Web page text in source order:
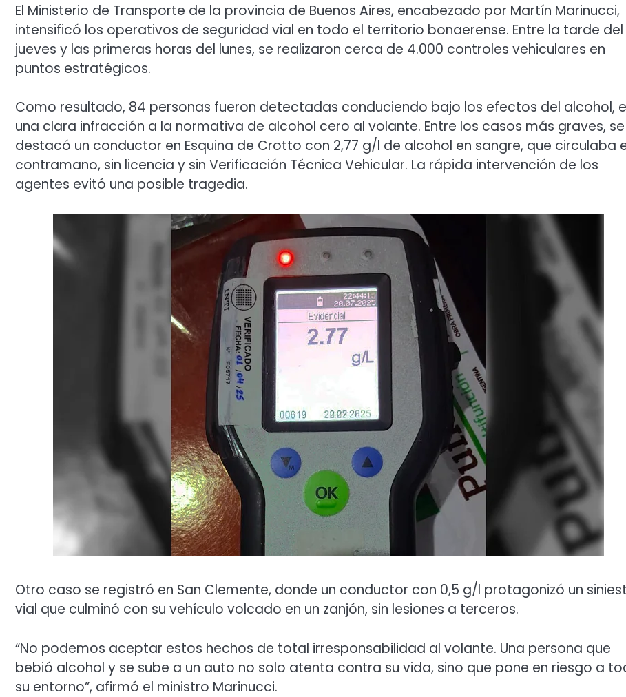
El Ministerio de Transporte de la provincia de Buenos Aires, encabezado por Martín Marinucci,
intensificó los operativos de seguridad vial en todo el territorio bonaerense. Entre la tarde del
jueves y las primeras horas del lunes, se realizaron cerca de 4.000 controles vehiculares en
puntos estratégicos.
Como resultado, 84 personas fueron detectadas conduciendo bajo los efectos del alcohol,
una clara infracción a la normativa de alcohol cero al volante. Entre los casos más graves, se
destacó un conductor en Esquina de Crotto con 2,77 g/l de alcohol en sangre, que circulaba
contramano, sin licencia y sin Verificación Técnica Vehicular. La rápida intervención de los
agentes evitó una posible tragedia.
Otro caso se registró en San Clemente, donde un conductor con 0,5 g/l protagonizó un
vial que culminó con su vehículo volcado en un zanjón, sin lesiones a terceros.
“No podemos aceptar estos hechos de total irresponsabilidad al volante. Una persona que
bebió alcohol y se sube a un auto no solo atenta contra su vida, sino que pone en riesgo a
su entorno”, afirmó el ministro Marinucci.